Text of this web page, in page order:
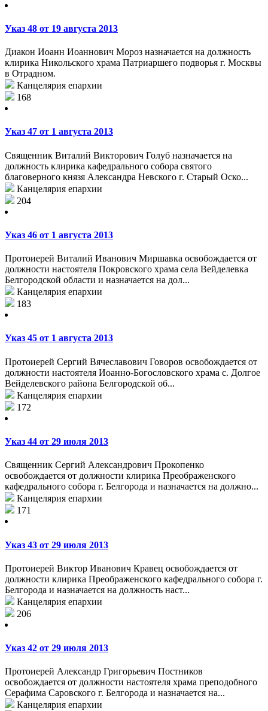
Указ 48 от 19 августа 2013
Диакон Иоанн Иоаннович Мороз назначается на должность
клирика Никольского храма Патриаршего подворья г. Москвы
в Отрадном.
Канцелярия епархии
168
Указ 47 от 1 августа 2013
Священник Виталий Викторович Голуб назначается на
должность клирика кафедрального собора святого
благоверного князя Александра Невского г. Старый Оско...
Канцелярия епархии
204
Указ 46 от 1 августа 2013
Протоиерей Виталий Иванович Миршавка освобождается от
должности настоятеля Покровского храма села Вейделевка
Белгородской области и назначается на дол...
Канцелярия епархии
183
Указ 45 от 1 августа 2013
Протоиерей Сергий Вячеславович Говоров освобождается от
должности настоятеля Иоанно-Богословского храма с. Долгое
Вейделевского района Белгородской об...
Канцелярия епархии
172
Указ 44 от 29 июля 2013
Священник Сергий Александрович Прокопенко
освобождается от должности клирика Преображенского
кафедрального собора г. Белгорода и назначается на должно...
Канцелярия епархии
171
Указ 43 от 29 июля 2013
Протоиерей Виктор Иванович Кравец освобождается от
должности клирика Преображенского кафедрального собора г.
Белгорода и назначается на должность наст...
Канцелярия епархии
206
Указ 42 от 29 июля 2013
Протоиерей Александр Григорьевич Постников
освобождается от должности настоятеля храма преподобного
Серафима Саровского г. Белгорода и назначается на...
Канцелярия епархии